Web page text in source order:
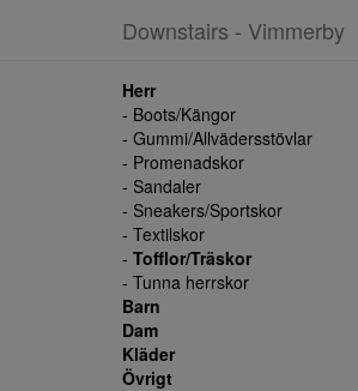
Downstairs - Vimmerby
Herr
- Boots/Kängor
- Gummi/Allvädersstövlar
- Promenadskor
- Sandaler
- Sneakers/Sportskor
- Textilskor
- Tofflor/Träskor
- Tunna herrskor
Barn
Dam
Kläder
Övrigt